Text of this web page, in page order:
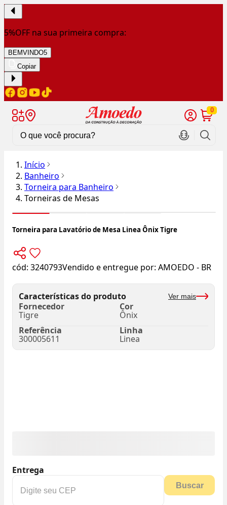
5%OFF na sua primeira compra:
BEMVINDO5
Copiar
0
Início
Banheiro
Torneira para Banheiro
Torneiras de Mesas
Torneira para Lavatório de Mesa Linea Ônix Tigre
cód: 3240793Vendido e entregue por: AMOEDO - BR
Características do produto Ver mais
Fornecedor
Tigre
Cor
Ônix
Referência
300005611
Linha
Linea
Entrega
Buscar